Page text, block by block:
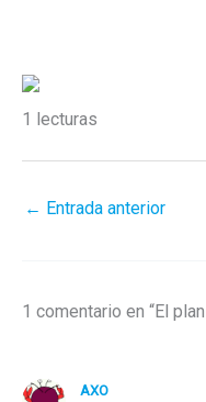
1 lecturas
← Entrada anterior
1 comentario en “El
AXO